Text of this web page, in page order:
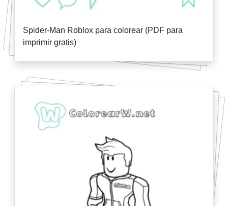
Spider-Man Roblox para colorear (PDF para
imprimir gratis)